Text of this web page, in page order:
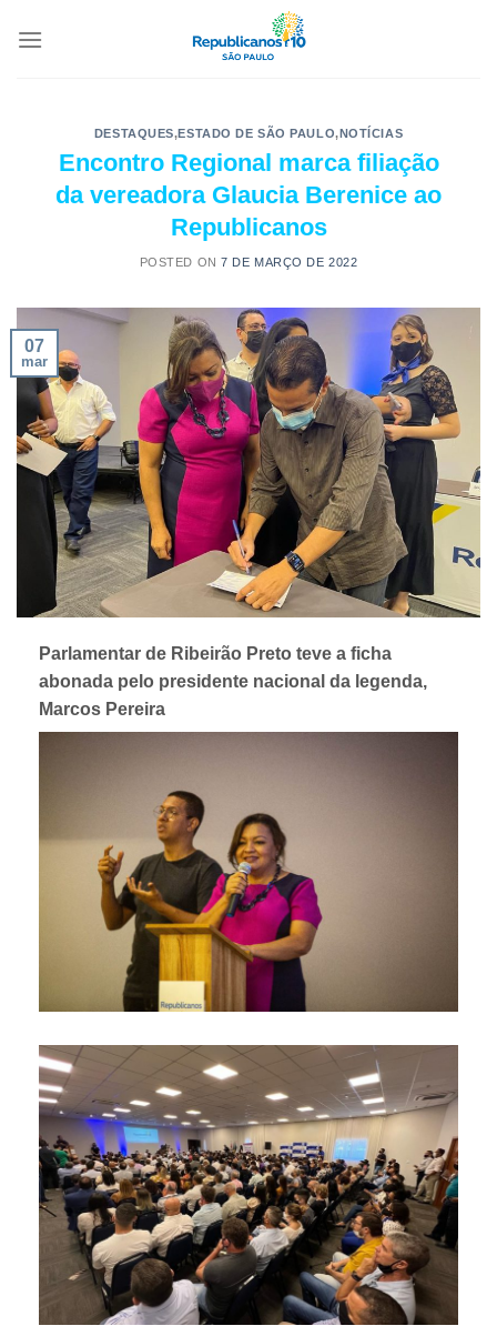
DESTAQUES,ESTADO DE SÃO PAULO,NOTÍCIAS
Encontro Regional marca filiação
da vereadora Glaucia Berenice ao
Republicanos
POSTED ON7 DE MARÇO DE 2022
07
mar
Parlamentar de Ribeirão Preto teve a ficha
abonada pelo presidente nacional da legenda,
Marcos Pereira